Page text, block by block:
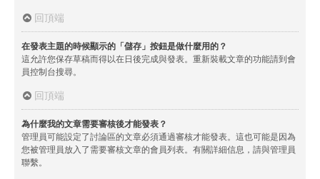
回頂端
在發表主題的時候顯示的「儲存」按鈕是做什麼用的？
這允許您保存草稿而得以在日後完成與發表。重新裝載文章的功能請到會
員控制台搜尋。
回頂端
為什麼我的文章需要審核後才能發表？
管理員可能設定了討論區的文章必須通過審核才能發表。這也可能是因為
您被管理員放入了需要審核文章的會員列表。有關詳細信息，請與管理員
聯繫。